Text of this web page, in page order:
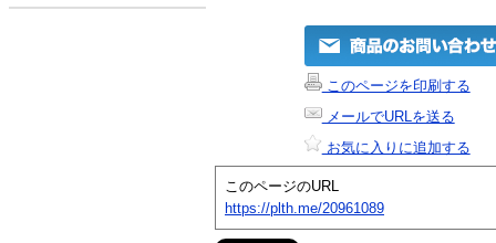
このページを印刷する
メールでURLを送る
お気に入りに追加する
このページのURL
https://plth.me/20961089